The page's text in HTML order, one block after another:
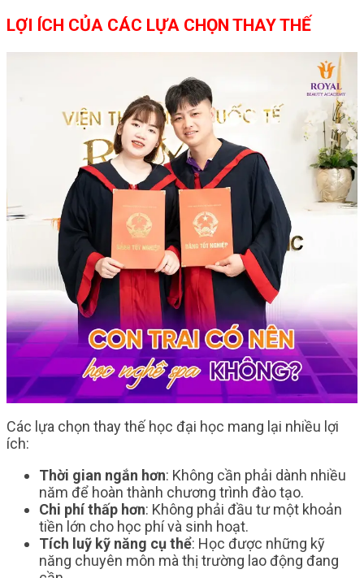
LỢI ÍCH CỦA CÁC LỰA CHỌN THAY THẾ
Các lựa chọn thay thế học đại học mang lại nhiều lợi
ích:
Thời gian ngắn hơn: Không cần phải dành nhiều
năm để hoàn thành chương trình đào tạo.
Chi phí thấp hơn: Không phải đầu tư một khoản
tiền lớn cho học phí và sinh hoạt.
Tích luỹ kỹ năng cụ thể: Học được những kỹ
năng chuyên môn mà thị trường lao động đang